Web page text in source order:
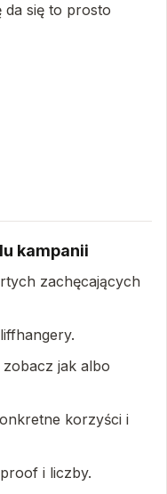
da się to prosto
kampanii
zachęcających
jak albo
korzyści i
i liczby.